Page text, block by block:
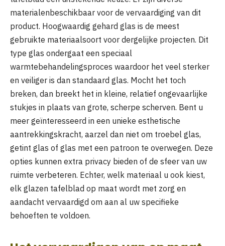
materialenbeschikbaar voor de vervaardiging van dit
product. Hoogwaardig gehard glas is de meest
gebruikte materiaalsoort voor dergelijke projecten. Dit
type glas ondergaat een speciaal
warmtebehandelingsproces waardoor het veel sterker
en veiliger is dan standaard glas. Mocht het toch
breken, dan breekt het in kleine, relatief ongevaarlijke
stukjes in plaats van grote, scherpe scherven. Bent u
meer geïnteresseerd in een unieke esthetische
aantrekkingskracht, aarzel dan niet om troebel glas,
getint glas of glas met een patroon te overwegen. Deze
opties kunnen extra privacy bieden of de sfeer van uw
ruimte verbeteren. Echter, welk materiaal u ook kiest,
elk glazen tafelblad op maat wordt met zorg en
aandacht vervaardigd om aan al uw specifieke
behoeften te voldoen.